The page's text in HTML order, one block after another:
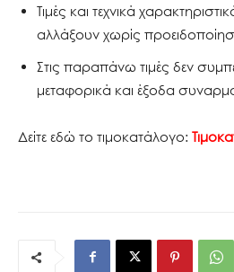
Tιμές και τεχνικά
αλλάξουν χωρίς
Στις παραπάνω τιμές δεν
μεταφορικά και έξοδα
Δείτε εδώ το τιμοκατάλογο: